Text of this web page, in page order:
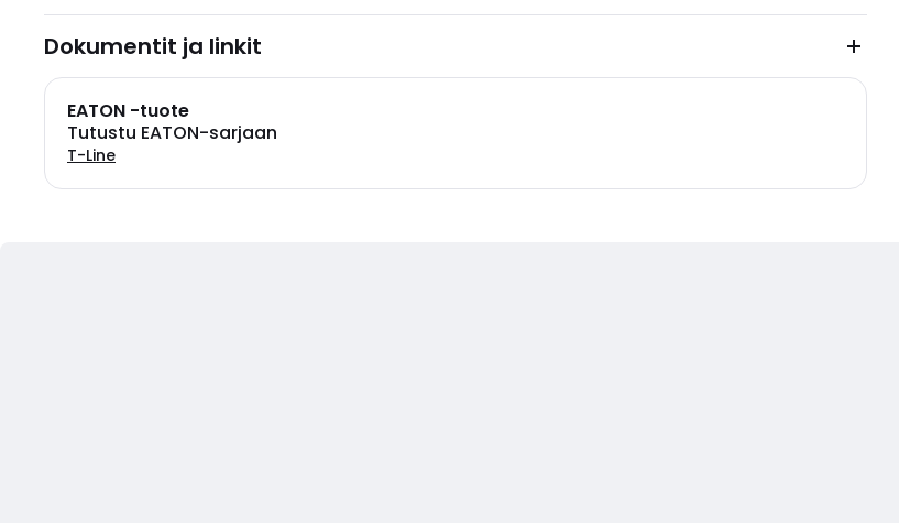
Dokumentit ja linkit
EATON -tuote
Tutustu EATON-sarjaan
T-Line